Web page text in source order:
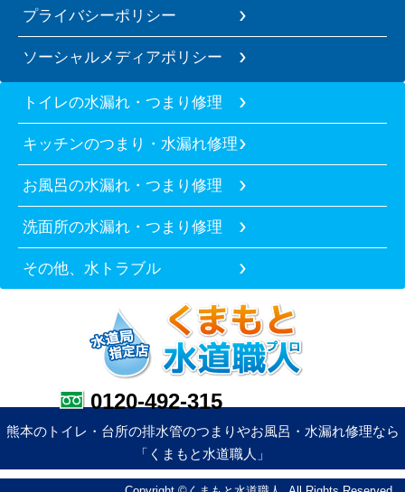
プライバシーポリシー
ソーシャルメディアポリシー
トイレの水漏れ・つまり修理
キッチンのつまり・水漏れ修理
お風呂の水漏れ・つまり修理
洗面所の水漏れ・つまり修理
その他、水トラブル
0120-492-315
熊本のトイレ・台所の排水管のつまりやお風呂・水漏れ修理なら
「くまもと水道職人」